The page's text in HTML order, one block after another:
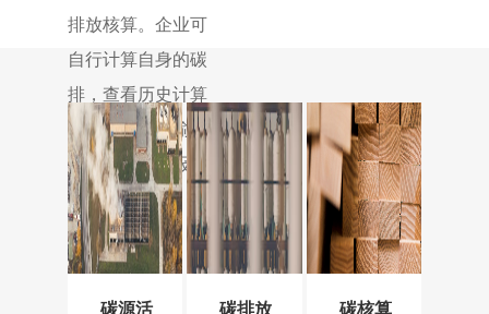
排放核算。企业可
自行计算自身的碳
排，查看历史计算
结果以及一键输出
可视化碳盘查报
告。
碳源活
碳排放
碳核算